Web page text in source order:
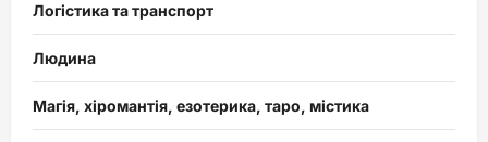
Логістика та транспорт
Людина
Магія, хіромантія, езотерика, таро, містика